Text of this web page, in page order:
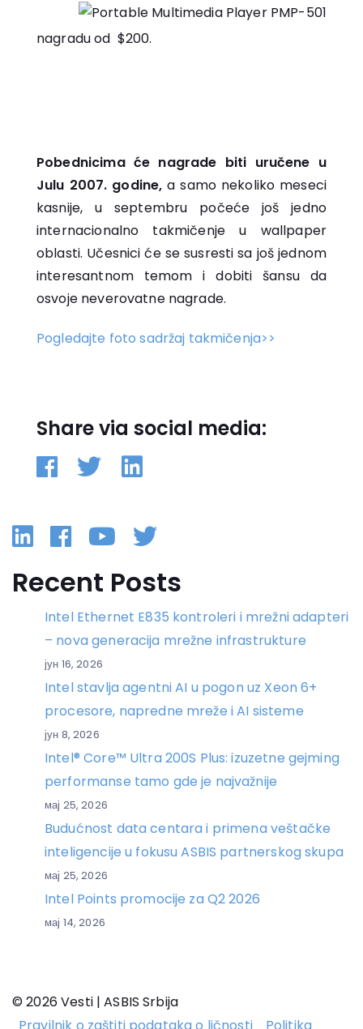
nagradu od $200.
Pobednicima će nagrade biti uručene u
Julu 2007. godine,a samo nekoliko meseci
kasnije, u septembru počeće još jedno
internacionalno takmičenje u wallpaper
oblasti. Učesnici će se susresti sa još jednom
interesantnom temom i dobiti šansu da
osvoje neverovatne nagrade.
Pogledajte foto sadržaj takmičenja>>
Share via social media:
Linkedin
Facebook
YouTube
Twitter
Recent Posts
Intel Ethernet E835 kontroleri i mrežni adapteri
– nova generacija mrežne infrastrukture
јун 16, 2026
Intel stavlja agentni AI u pogon uz Xeon 6+
procesore, napredne mreže i AI sisteme
јун 8, 2026
Intel® Core™ Ultra 200S Plus: izuzetne gejming
performanse tamo gde je najvažnije
мај 25, 2026
Budućnost data centara i primena veštačke
inteligencije u fokusu ASBIS partnerskog skupa
мај 25, 2026
Intel Points promocije za Q2 2026
мај 14, 2026
© 2026 Vesti | ASBIS Srbija